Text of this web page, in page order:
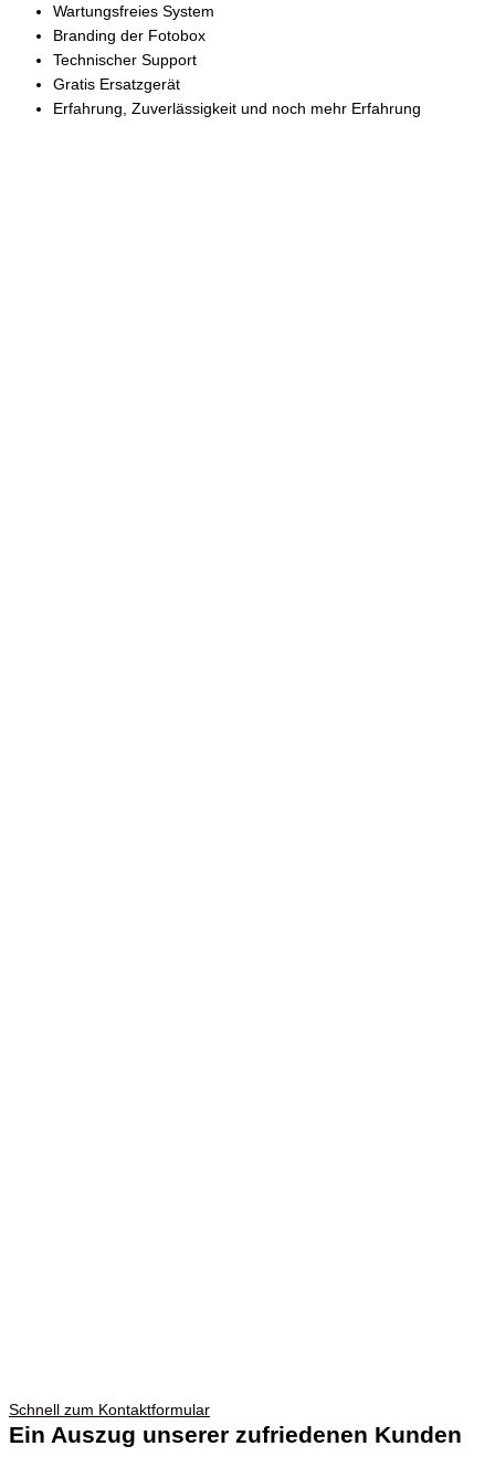
Wartungsfreies System
Branding der Fotobox
Technischer Support
Gratis Ersatzgerät
Erfahrung, Zuverlässigkeit und noch mehr Erfahrung
Schnell zum Kontaktformular
Ein Auszug unserer zufriedenen Kunden